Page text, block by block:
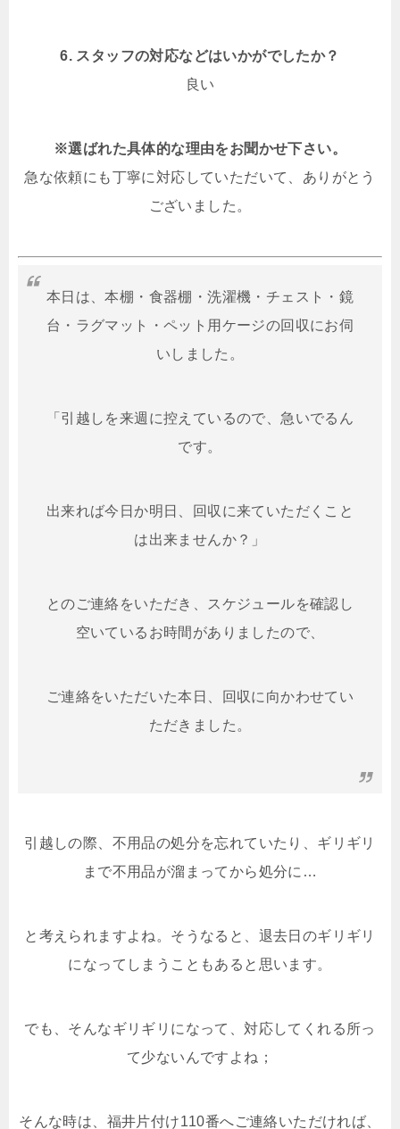
6. スタッフの対応などはいかがでしたか？
良い
※選ばれた具体的な理由をお聞かせ下さい。
急な依頼にも丁寧に対応していただいて、ありがとう
ございました。
本日は、本棚・食器棚・洗濯機・チェスト・鏡
台・ラグマット・ペット用ケージの回収にお伺
いしました。
「引越しを来週に控えているので、急いでるん
です。
出来れば今日か明日、回収に来ていただくこと
は出来ませんか？」
とのご連絡をいただき、スケジュールを確認し
空いているお時間がありましたので、
ご連絡をいただいた本日、回収に向かわせてい
ただきました。
引越しの際、不用品の処分を忘れていたり、ギリギリ
まで不用品が溜まってから処分に…
と考えられますよね。そうなると、退去日のギリギリ
になってしまうこともあると思います。
でも、そんなギリギリになって、対応してくれる所っ
て少ないんですよね；
そんな時は、福井片付け110番へご連絡いただければ、